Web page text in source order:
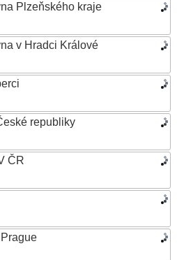
Plzeňského kraje
v Hradci Králové
republiky
ČR